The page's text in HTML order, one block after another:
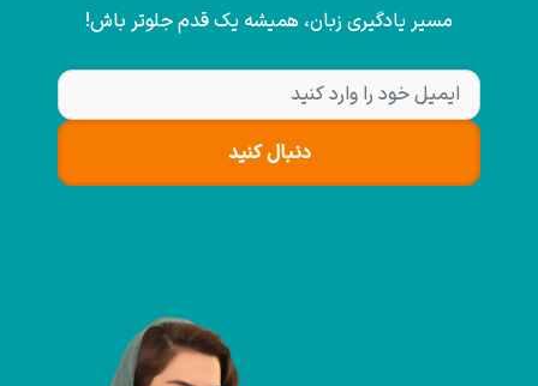
مسیر یادگیری زبان، همیشه یک قدم جلوتر باش!
دنبال کنید